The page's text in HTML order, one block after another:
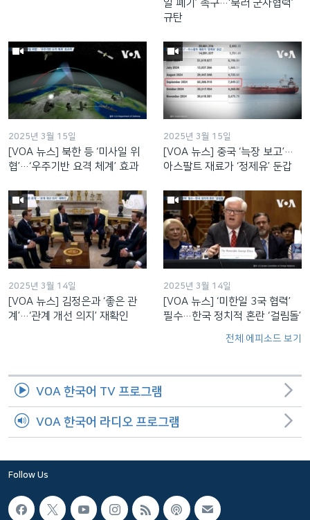
일 폐기’ 촉구…‘북러 군사협력’
규탄
2025년 3월 15일
[VOA 뉴스] 북한 등 ‘미사일 위
협’…‘우주기반 요격 체계’ 효과
2025년 3월 15일
[VOA 뉴스] 중국 ‘늑장 보고’…
아스팔트 재료가 ‘정제유’ 둔갑
2025년 3월 14일
[VOA 뉴스] 김정은과 ‘좋은 관
계’…‘관계 개선 의지’ 재확인
2025년 3월 14일
[VOA 뉴스] ‘미한일 3국 협력’
필수…한국 정치적 혼란 ‘걸림돌’
전체 에피소드 보기
VOA 한국어 TV 프로그램
VOA 한국어 라디오 프로그램
Follow Us